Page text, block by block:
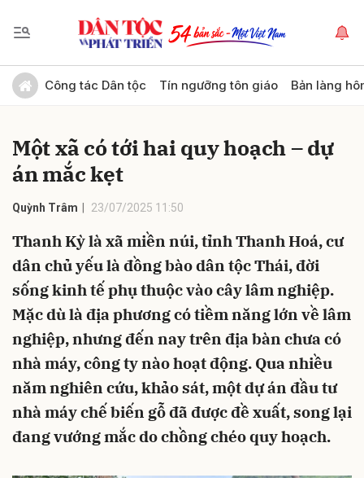
Công tác Dân tộc Tín ngưỡng tôn giáo Bản làng
Một xã có tới hai quy hoạch – dự
án mắc kẹt
Quỳnh Trâm 23/07/2025 11:50
Thanh Kỳ là xã miền núi, tỉnh Thanh Hoá, cư
dân chủ yếu là đồng bào dân tộc Thái, đời
sống kinh tế phụ thuộc vào cây lâm nghiệp.
Mặc dù là địa phương có tiềm năng lớn về lâm
nghiệp, nhưng đến nay trên địa bàn chưa có
nhà máy, công ty nào hoạt động. Qua nhiều
năm nghiên cứu, khảo sát, một dự án đầu tư
nhà máy chế biến gỗ đã được đề xuất, song lại
đang vướng mắc do chồng chéo quy hoạch.
Gửi bình luận
Hủy Gửi